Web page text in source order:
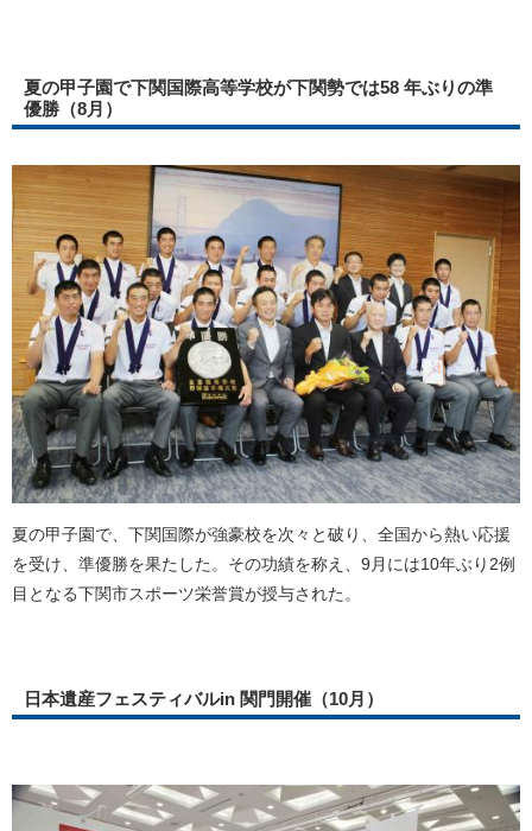
夏の甲子園で下関国際高等学校が下関勢では58 年ぶりの準
優勝（8月）
夏の甲子園で、下関国際が強豪校を次々と破り、全国から熱い応援
を受け、準優勝を果たした。その功績を称え、9月には10年ぶり2例
目となる下関市スポーツ栄誉賞が授与された。
日本遺産フェスティバルin 関門開催（10月）